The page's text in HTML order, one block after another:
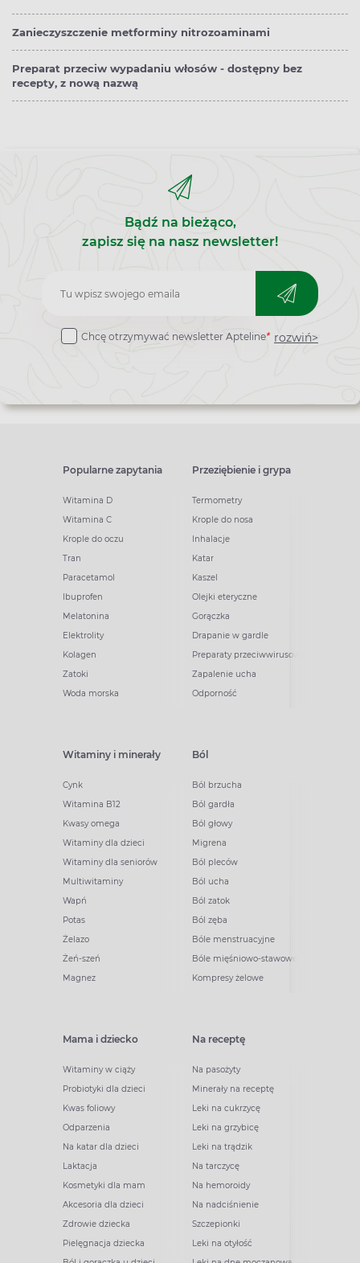
Zanieczyszczenie metforminy nitrozoaminami
Preparat przeciw wypadaniu włosów - dostępny bez
recepty, z nową nazwą
Bądź na bieżąco,
zapisz się na nasz newsletter!
Zapisz
do
Chcę otrzymywać newsletter Apteline* rozwiń>
Popularne zapytania
Witamina D
Witamina C
Krople do oczu
Tran
Paracetamol
Ibuprofen
Melatonina
Elektrolity
Kolagen
Zatoki
Woda morska
Przeziębienie i grypa
Termometry
Krople do nosa
Inhalacje
Katar
Kaszel
Olejki eteryczne
Gorączka
Drapanie w gardle
Preparaty przeciwwirusowe
Zapalenie ucha
Odporność
Witaminy i minerały
Cynk
Witamina B12
Kwasy omega
Witaminy dla dzieci
Witaminy dla seniorów
Multiwitaminy
Wapń
Potas
Żelazo
Żeń-szeń
Magnez
Ból
Ból brzucha
Ból gardła
Ból głowy
Migrena
Ból pleców
Ból ucha
Ból zatok
Ból zęba
Bóle menstruacyjne
Bóle mięśniowo-stawowe
Kompresy żelowe
Mama i dziecko
Witaminy w ciąży
Probiotyki dla dzieci
Kwas foliowy
Odparzenia
Na katar dla dzieci
Laktacja
Kosmetyki dla mam
Akcesoria dla dzieci
Zdrowie dziecka
Pielęgnacja dziecka
Na receptę
Na pasożyty
Minerały na receptę
Leki na cukrzycę
Leki na grzybicę
Leki na trądzik
Na tarczycę
Na hemoroidy
Na nadciśnienie
Szczepionki
Leki na otyłość